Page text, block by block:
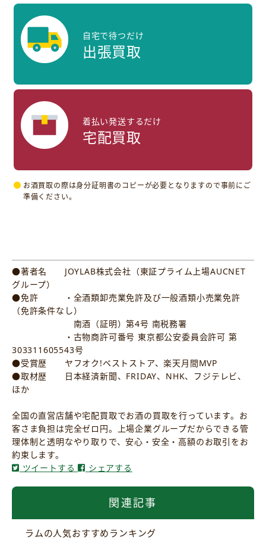
自宅で待つだけ
出張買取
着払い発送するだけ
宅配買取
お酒買取の際は身分証明書のコピーが必要となりますので事前にご
準備ください。
●著者名 JOYLAB株式会社（東証プライム上場AUCNET
グループ）
●免許 ・全酒類卸売業免許及び一般酒類小売業免許
（免許条件なし）
南酒（証明）第4号 南税務署
・古物商許可番号 東京都公安委員会許可 第
303311605543号
●受賞歴 ヤフオク!ベストストア、楽天月間MVP
●取材歴 日本経済新聞、FRIDAY、NHK、フジテレビ、
ほか
全国の直営店舗や宅配買取でお酒の買取を行っています。お
客さま負担は完全ゼロ円。上場企業グループだからできる管
理体制と透明なやり取りで、安心・安全・高額のお取引をお
約束します。
ツイートする
シェアする
関連記事
ラムの人気おすすめランキング